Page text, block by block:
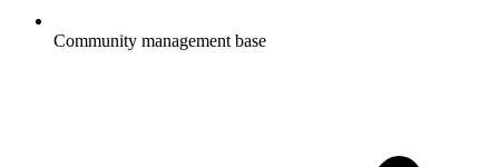
Community management base